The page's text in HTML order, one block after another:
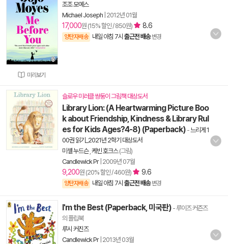
미리보기
조조 모예스
Michael Joseph 2012년 01월
17,000원 (15% 할인 / 850원) 8.6
양탄자배송 내일 아침 7시 출근전 배송 변경
슬로우 미러클 쌍둥이 그림책 대상도서
Library Lion: (A Heartwarming Picture Boo
k about Friendship, Kindness & Library Rul
es for Kids Ages?4-8) (Paperback) -느리게 1
00권 읽기_2021년 2학기 대상도서
미셸 누드슨, 케빈 호크스(그림)
Candlewick Pr| 2009년 07월
9,200원 (20% 할인 / 460원) 9.6
양탄자배송 내일 아침 7시 출근전 배송 변경
I'm the Best (Paperback, 미국판) - 루이즈 커즌즈
의 플립북
루시 커진즈
Candlewick Pr| 2013년 03월